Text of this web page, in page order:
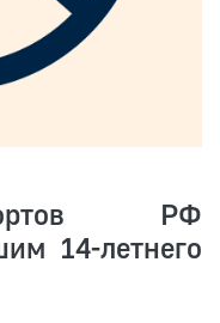
РФ
14-летнего